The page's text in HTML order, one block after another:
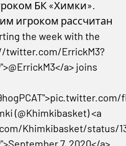
БК «Химки».
игроком рассчитан
the week with the
twitter.com/ErrickM3?
a> joins
(@Khimkibasket) <a
Khimkibasket/status/
7, 2020</a>